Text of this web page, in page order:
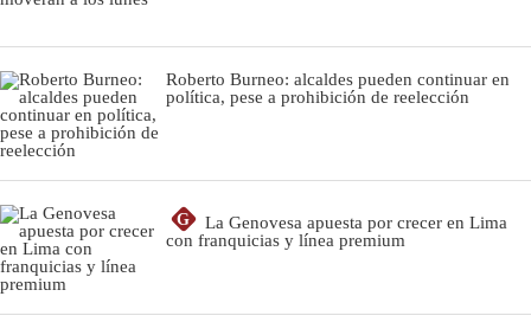
Roberto Burneo: alcaldes pueden continuar en
política, pese a prohibición de reelección
G
La Genovesa apuesta por crecer en Lima
con franquicias y línea premium